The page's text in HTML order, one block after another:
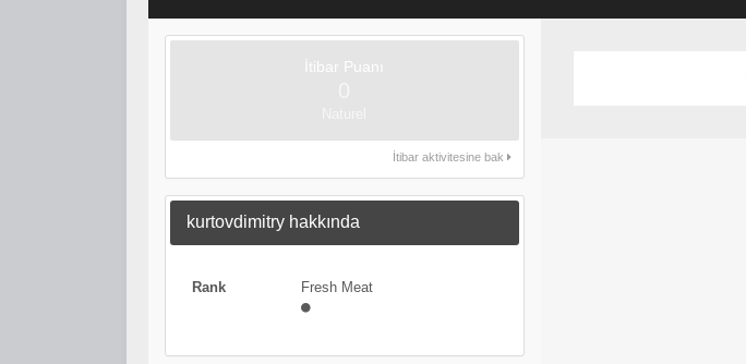
İtibar Puanı
İtibar aktivitesine bak
kurtovdimitry hakkında
Rank Fresh Meat